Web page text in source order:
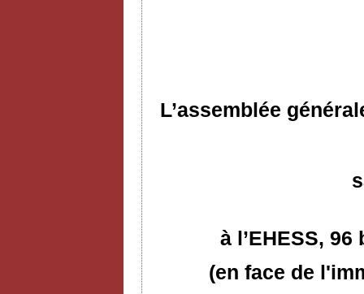
L’assemblée
à l’EHESS, 96
(en face de